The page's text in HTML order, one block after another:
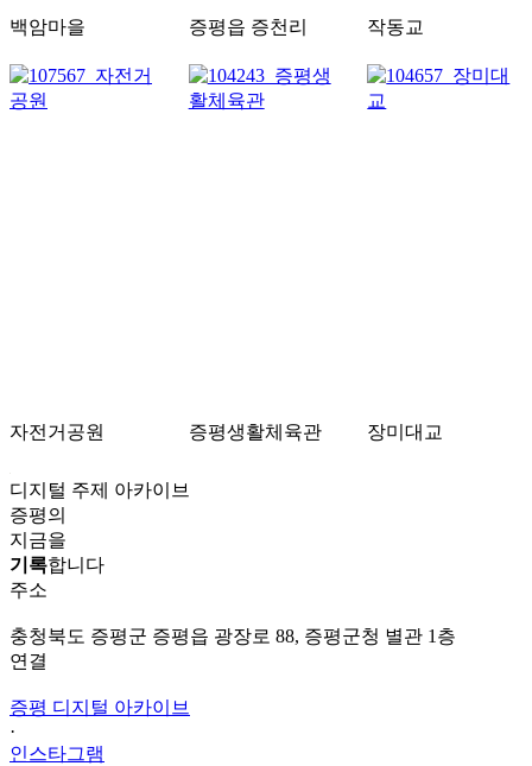
백암마을 증평읍 증천리 작동교
자전거공원 증평생활체육관 장미대교
디지털 주제 아카이브
증평의
지금을
기록합니다
주소
충청북도 증평군 증평읍 광장로 88, 증평군청 별관 1층
연결
증평 디지털 아카이브
·
인스타그램